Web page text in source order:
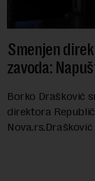
Smenjen
zavoda:
Borko Drašković
direktora